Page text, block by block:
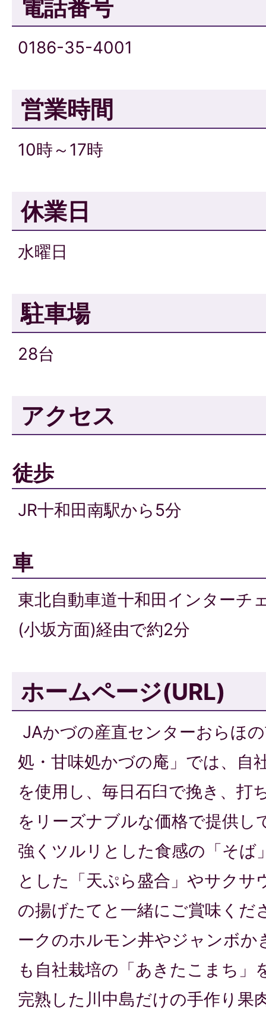
電話番号
0186-35-4001
営業時間
10時～17時
休業日
水曜日
駐車場
28台
アクセス
徒歩
JR十和田南駅から5分
車
東北自動車道十和田インターチ
(小坂方面)経由で約2分
ホームページ(URL)
JAかづの産直センターおらほ
処・甘味処かづの庵」では、自
を使用し、毎日石臼で挽き、打
をリーズナブルな価格で提供し
強くツルリとした食感の「そば
とした「天ぷら盛合」やサクサ
の揚げたてと一緒にご賞味くだ
ークのホルモン丼やジャンボか
も自社栽培の「あきたこまち」
完熟した川中島だけの手作り果